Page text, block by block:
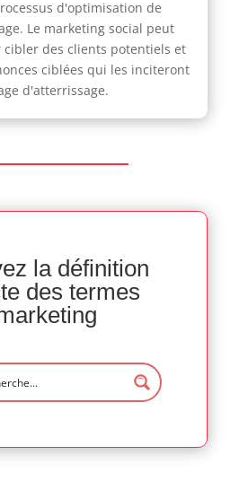
d'optimisation de
Le marketing social peut
des clients potentiels et
ciblées qui les inciteront
d'atterrissage.
la définition
des termes